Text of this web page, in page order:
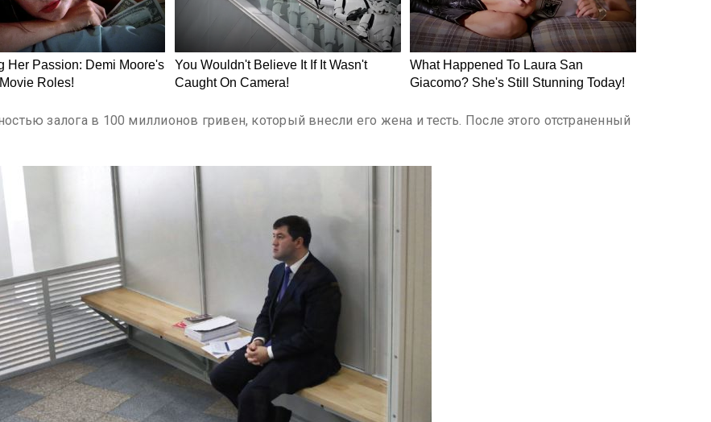
залога в 100 миллионов гривен, который внесли его жена и тесть. После этого отстраненный